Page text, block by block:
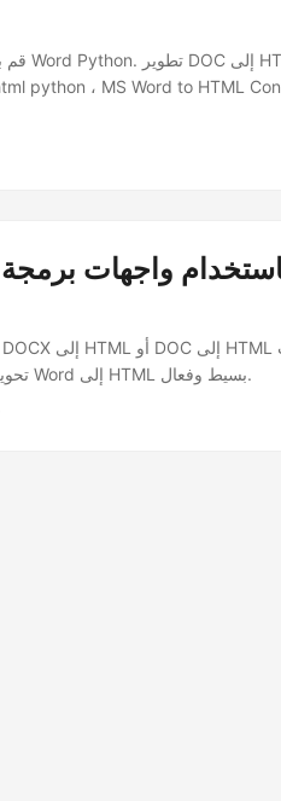
REST الخاصة بـ Aspose.Words Cloud. تحويل Word إلى HTML بسيط وفعال.